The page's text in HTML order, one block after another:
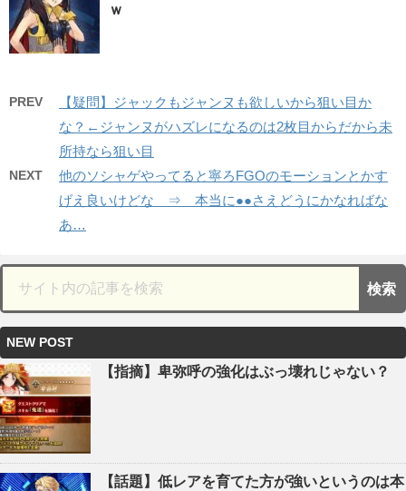
ｗ
PREV
【疑問】ジャックもジャンヌも欲しいから狙い目か
な？←ジャンヌがハズレになるのは2枚目からだから未
所持なら狙い目
NEXT
他のソシャゲやってると寧ろFGOのモーションとかす
げえ良いけどな ⇒ 本当に●●さえどうにかなればな
あ…
NEW POST
【指摘】卑弥呼の強化はぶっ壊れじゃない？
【話題】低レアを育てた方が強いというのは本